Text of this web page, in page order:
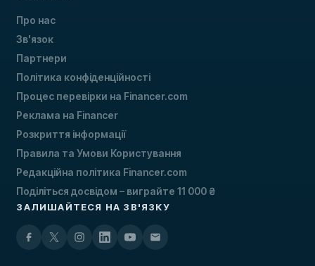
Про нас
Зв'язок
Партнери
Політика конфіденційності
Процес перевірки на Financer.com
Реклама на Financer
Розкриття інформації
Правила та Умови Користування
Редакційна політика Financer.com
Поділіться досвідом – виграйте 11 000 ₴
ЗАЛИШАЙТЕСЯ НА ЗВ'ЯЗКУ